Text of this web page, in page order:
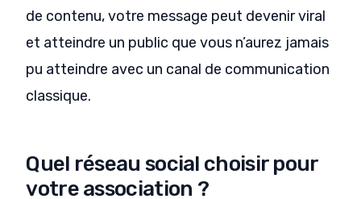
de contenu, votre message peut devenir viral
et atteindre un public que vous n’aurez jamais
pu atteindre avec un canal de communication
classique.
Quel réseau social choisir pour
votre association ?